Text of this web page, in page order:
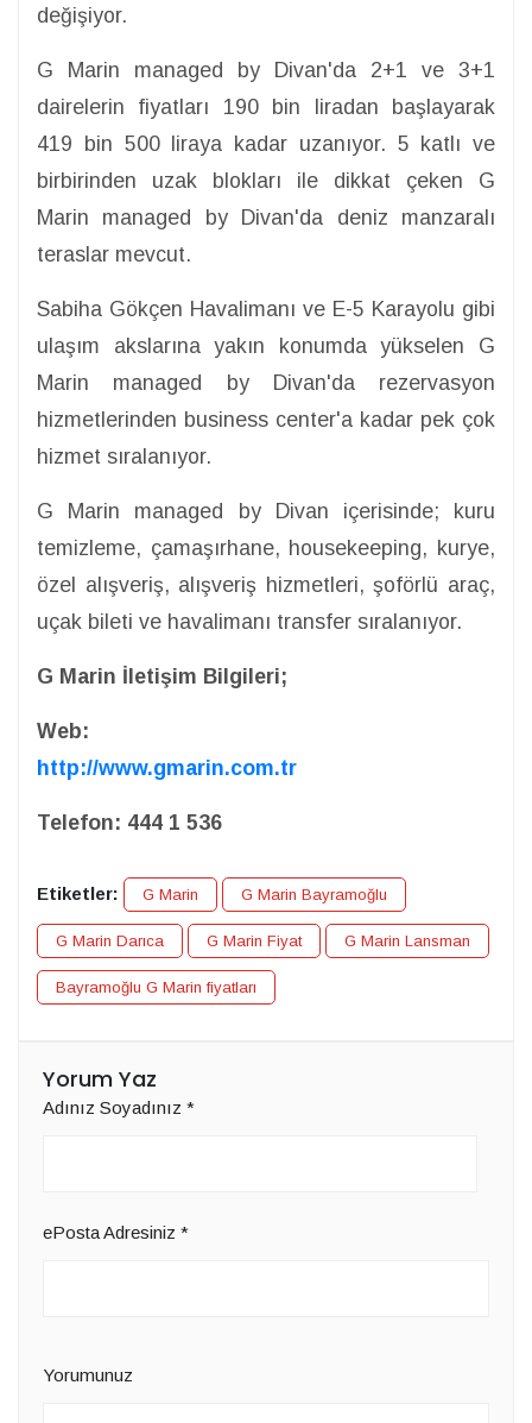
değişiyor.
G Marin managed by Divan'da 2+1 ve 3+1
dairelerin fiyatları 190 bin liradan başlayarak
419 bin 500 liraya kadar uzanıyor. 5 katlı ve
birbirinden uzak blokları ile dikkat çeken G
Marin managed by Divan'da deniz manzaralı
teraslar mevcut.
Sabiha Gökçen Havalimanı ve E-5 Karayolu gibi
ulaşım akslarına yakın konumda yükselen G
Marin managed by Divan'da rezervasyon
hizmetlerinden business center'a kadar pek çok
hizmet sıralanıyor.
G Marin managed by Divan içerisinde; kuru
temizleme, çamaşırhane, housekeeping, kurye,
özel alışveriş, alışveriş hizmetleri, şoförlü araç,
uçak bileti ve havalimanı transfer sıralanıyor.
G Marin İletişim Bilgileri;
Web:
http://www.gmarin.com.tr
Telefon: 444 1 536
Etiketler: G Marin G Marin Bayramoğlu
G Marin Darıca G Marin Fiyat G Marin Lansman
Bayramoğlu G Marin fiyatları
Yorum Yaz
Adınız Soyadınız *
ePosta Adresiniz *
Yorumunuz